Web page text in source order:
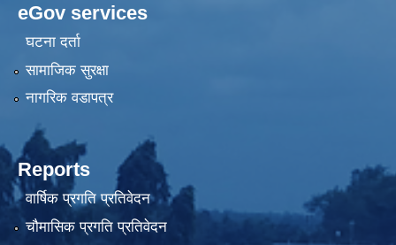
eGov services
घटना दर्ता
सामाजिक सुरक्षा
नागरिक वडापत्र
Reports
वार्षिक प्रगति प्रतिवेदन
चौमासिक प्रगति प्रतिवेदन